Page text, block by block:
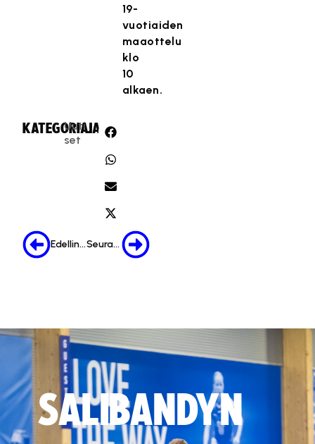
19-
vuotiaiden
maaottelu
klo
10
alkaen.
KATEGORIA:
Uuti
set
JAA:
Edellinen Seuraava
SALIBANDYN